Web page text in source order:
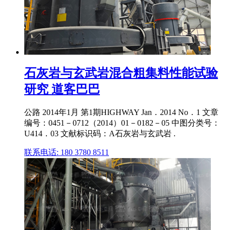
石灰岩与玄武岩混合粗集料性能试验
研究 道客巴巴
公路 2014年1月 第1期HIGHWAY Jan．2014 No．1 文章
编号：0451－0712（2014）01－0182－05 中图分类号：
U414．03 文献标识码：A石灰岩与玄武岩 .
联系电话: 180 3780 8511